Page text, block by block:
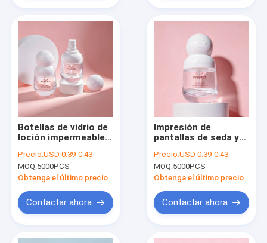
Botellas de vidrio de
loción impermeables
personalizado
Contenedores
reutilizables ideales
esenciales sueros y
lociones
Precio:USD 0.39-0.43
MOQ:5000PCS
Obtenga el último precio
Contactar ahora
Impresión de
pantallas de seda y
caliente Conjuntos
de botellas
cosméticas
Opciones de
impresión de
soluciones
profesionales de
Precio:USD 0.39-0.43
MOQ:5000PCS
Obtenga el último precio
Contactar ahora